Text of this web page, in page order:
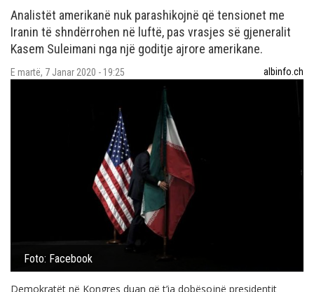
Analistët amerikanë nuk parashikojnë që tensionet me
Iranin të shndërrohen në luftë, pas vrasjes së gjeneralit
Kasem Suleimani nga një goditje ajrore amerikane.
E martë, 7 Janar 2020 - 19:25 albinfo.ch
Foto: Facebook
Demokratët në Kongres duan që t’ia dobësojnë presidentit